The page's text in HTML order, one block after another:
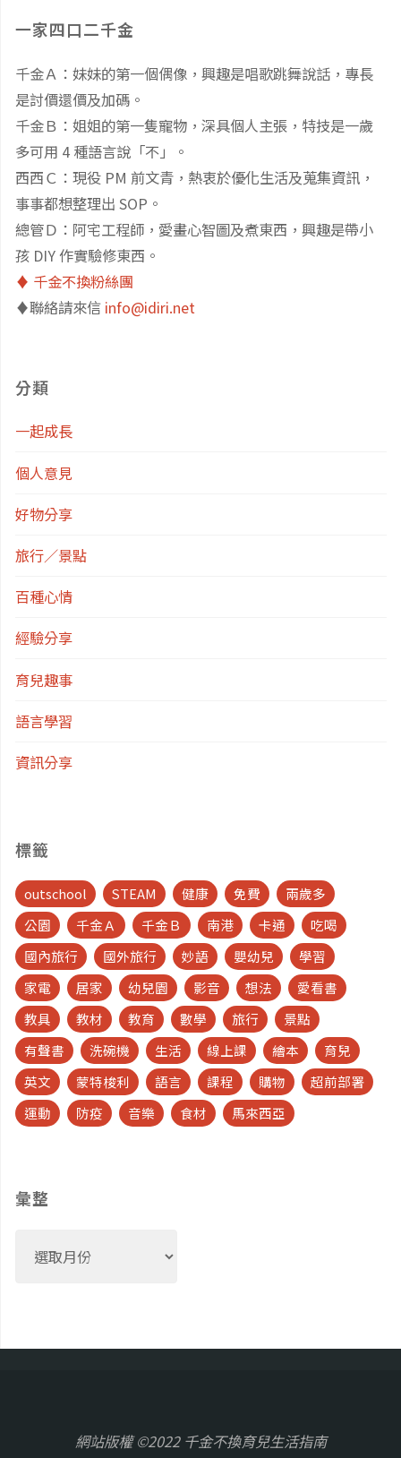
一家四口二千金
千金Ａ：妹妹的第一個偶像，興趣是唱歌跳舞說話，專長
是討價還價及加碼。
千金Ｂ：姐姐的第一隻寵物，深具個人主張，特技是一歲
多可用 4 種語言說「不」。
西西Ｃ：現役 PM 前文青，熱衷於優化生活及蒐集資訊，
事事都想整理出 SOP。
總管Ｄ：阿宅工程師，愛畫心智圖及煮東西，興趣是帶小
孩 DIY 作實驗修東西。
♦️ 千金不換粉絲團
♦️聯絡請來信 info@idiri.net
分類
一起成長
個人意見
好物分享
旅行／景點
百種心情
經驗分享
育兒趣事
語言學習
資訊分享
標籤
outschool STEAM 健康 免費
兩歲多
公園
千金Ａ 千金Ｂ 南港 卡通
吃喝
國內旅行
國外旅行 妙語 嬰幼兒
學習
家電
居家 幼兒園 影音 想法
愛看書
教具
教材 教育 數學 旅行
景點
有聲書
洗碗機 生活 線上課 繪本
育兒
英文
蒙特梭利 語言 課程 購物
超前部署
運動
防疫 音樂 食材 馬來西亞
彙整
網站版權 ©2022 千金不換育兒生活指南